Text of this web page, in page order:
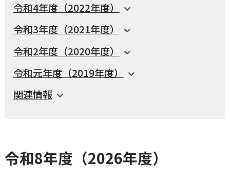
横瀬町公式note
暮らしの便利帳「わかる」
自治体間連携
令和4年度（2022年度）
令和3年度（2021年度）
令和2年度（2020年度）
令和元年度（2019年度）
関連情報
令和8年度（2026年度）